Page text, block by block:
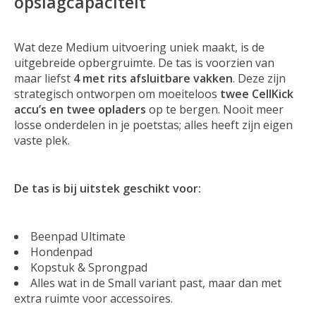
Wat deze Medium uitvoering uniek maakt, is de
uitgebreide opbergruimte. De tas is voorzien van
maar liefst 4 met rits afsluitbare vakken. Deze zijn
strategisch ontworpen om moeiteloos twee CellKick
accu’s en twee opladers op te bergen. Nooit meer
losse onderdelen in je poetstas; alles heeft zijn eigen
vaste plek.
De tas is bij uitstek geschikt voor:
Beenpad Ultimate
Hondenpad
Kopstuk & Sprongpad
Alles wat in de Small variant past, maar dan met
extra ruimte voor accessoires.